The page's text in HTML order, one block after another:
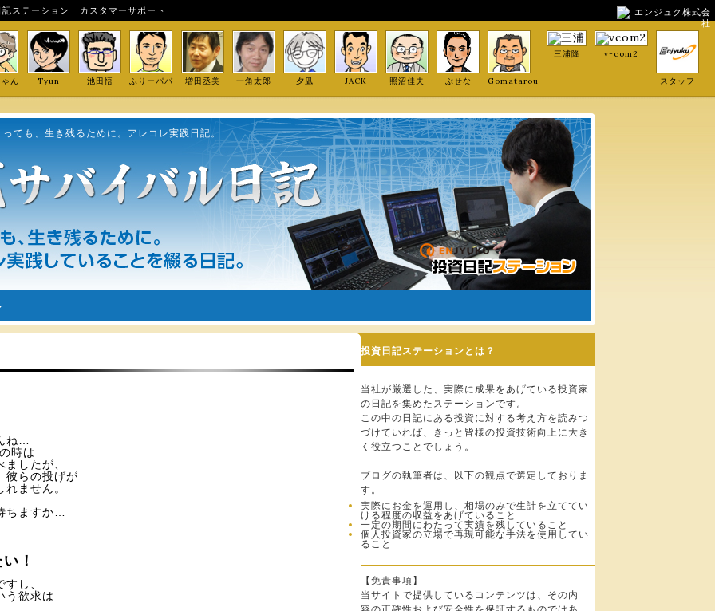
ステーション カスタマーサポート
エンジュク株式会
社
ん Tyun 池田悟 ふりーパパ 増田丞美 一角太郎 夕凪 JACK 照沼佳夫 ぶせな Gomatarou
三浦隆 v-com2
スタッフ
ても、生き残るために。アレコレ実践日記。
ね…
時は
したが、
彼らの投げが
ません。
ちますか…
！
し、
う欲求は
投資日記ステーションとは？
当社が厳選した、実際に成果をあげている投資家
の日記を集めたステーションです。
この中の日記にある投資に対する考え方を読みつ
づけていれば、きっと皆様の投資技術向上に大き
く役立つことでしょう。
ブログの執筆者は、以下の観点で選定しておりま
す。
実際にお金を運用し、相場のみで生計を立ててい
ける程度の収益をあげていること
一定の期間にわたって実績を残していること
個人投資家の立場で再現可能な手法を使用してい
ること
【免責事項】
当サイトで提供しているコンテンツは、その内